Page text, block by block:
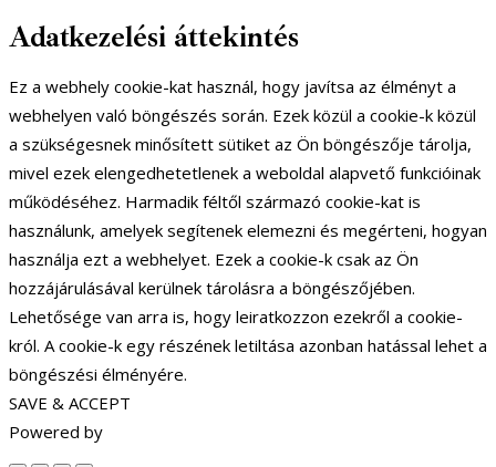
Adatkezelési áttekintés
Ez a webhely cookie-kat használ, hogy javítsa az élményt a
webhelyen való böngészés során. Ezek közül a cookie-k közül
a szükségesnek minősített sütiket az Ön böngészője tárolja,
mivel ezek elengedhetetlenek a weboldal alapvető funkcióinak
működéséhez. Harmadik féltől származó cookie-kat is
használunk, amelyek segítenek elemezni és megérteni, hogyan
használja ezt a webhelyet. Ezek a cookie-k csak az Ön
hozzájárulásával kerülnek tárolásra a böngészőjében.
Lehetősége van arra is, hogy leiratkozzon ezekről a cookie-
król. A cookie-k egy részének letiltása azonban hatással lehet a
böngészési élményére.
SAVE & ACCEPT
Powered by